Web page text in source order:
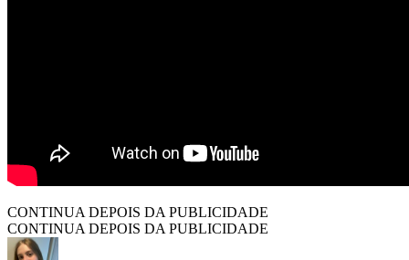
CONTINUA DEPOIS DA PUBLICIDADE
CONTINUA DEPOIS DA PUBLICIDADE